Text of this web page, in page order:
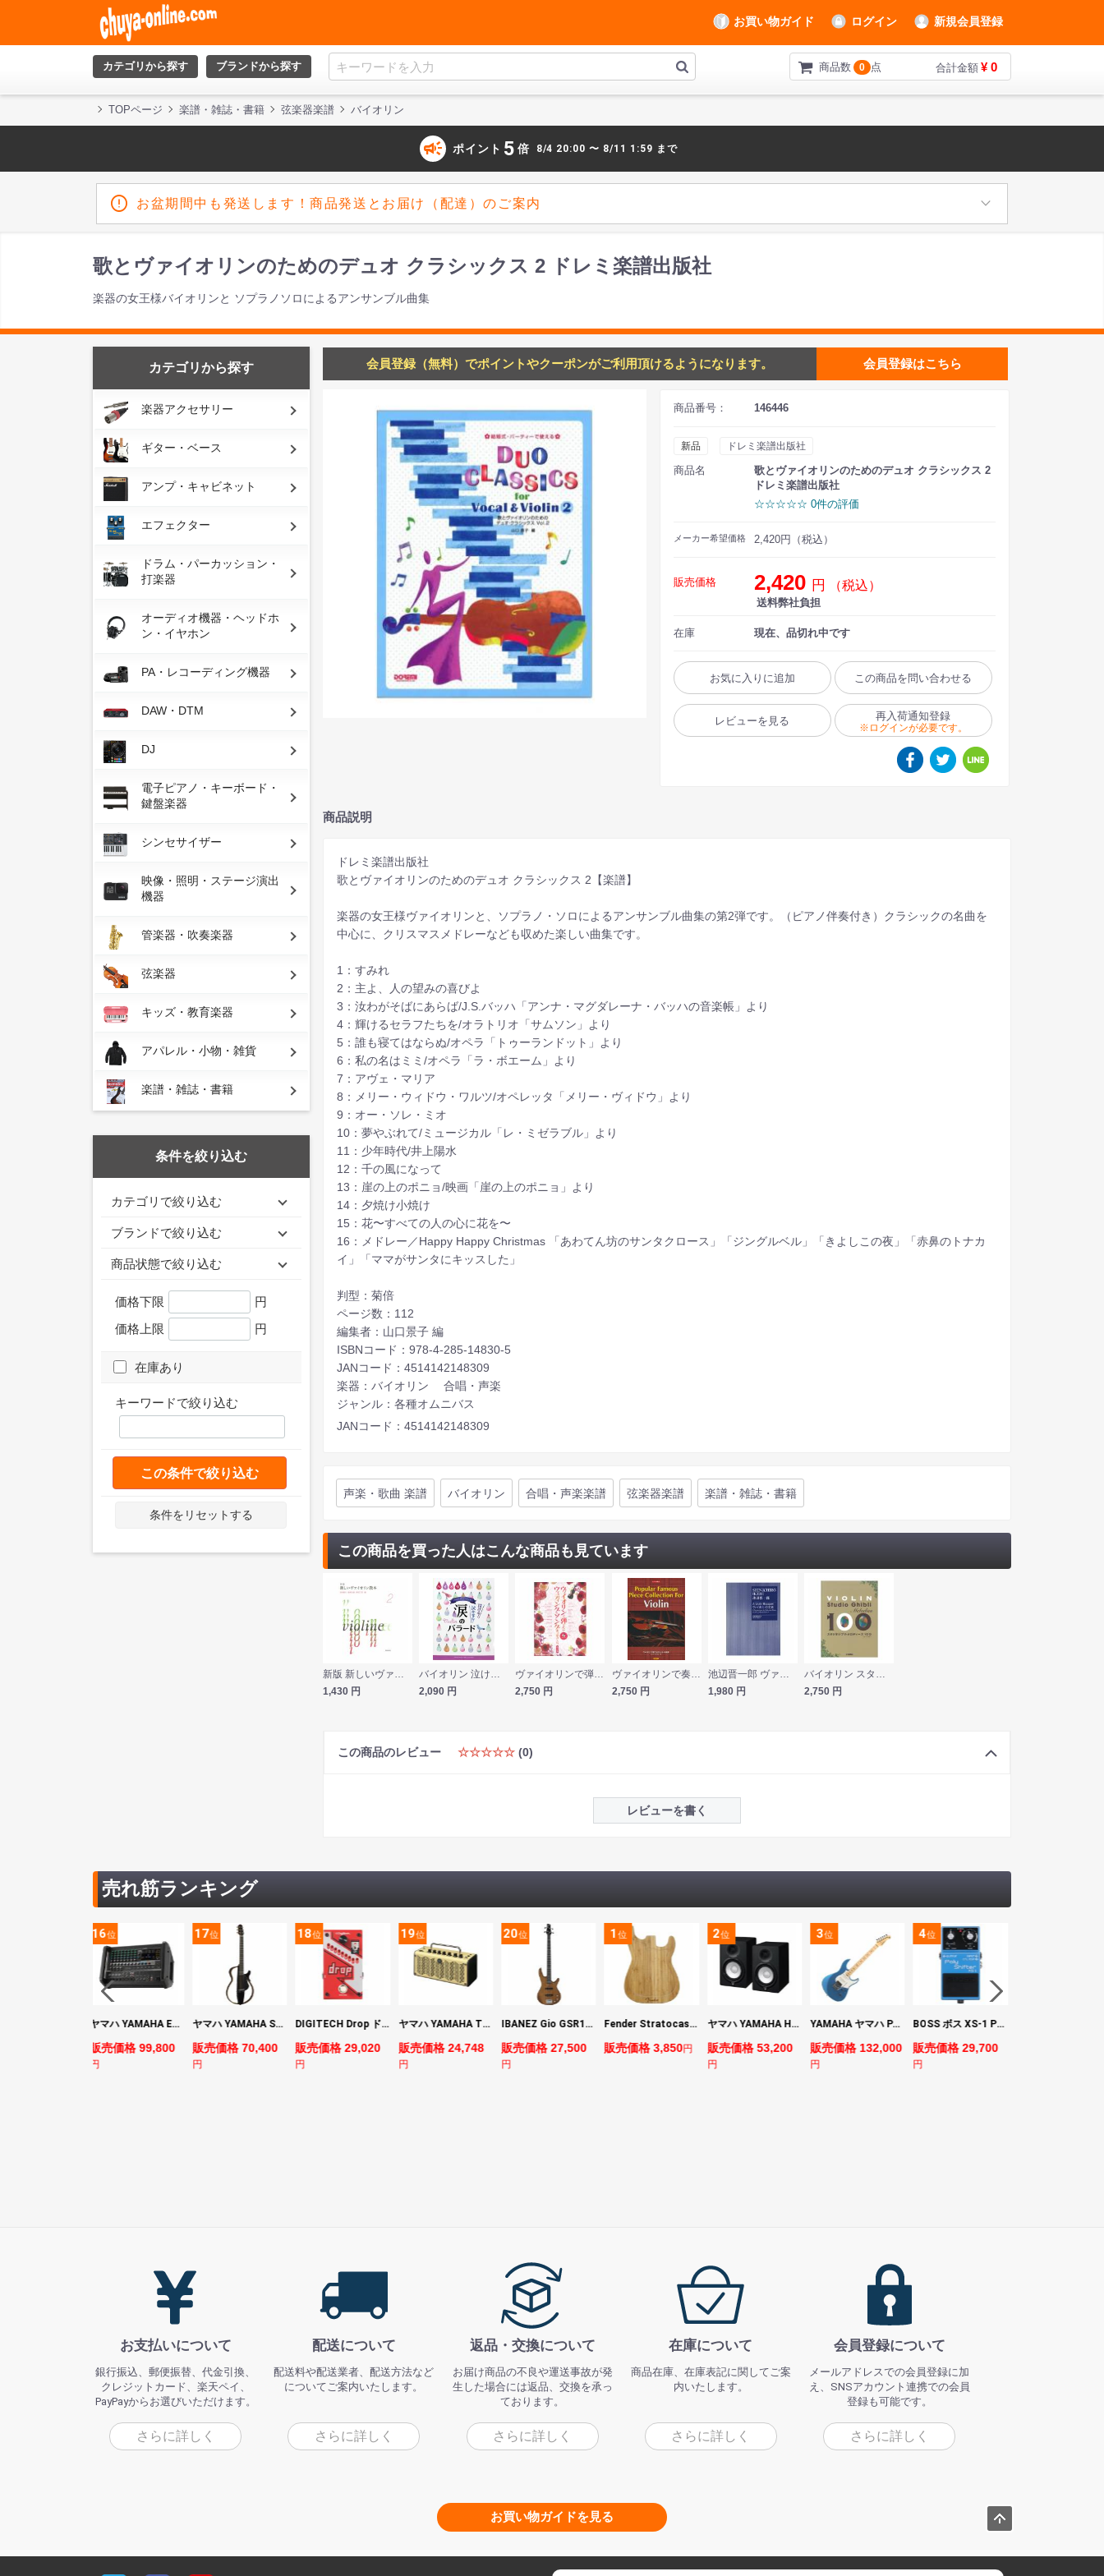
お買い物ガイド ログイン 新規会員登録
カテゴリから探す ブランドから探す 商品数 0 点 合計金額 ¥ 0
TOPページ 楽譜・雑誌・書籍 弦楽器楽譜 バイオリン
campaign ポイント 5 倍 8/4 20:00 〜 8/11 1:59 まで
お盆期間中も発送します！商品発送とお届け（配達）のご案内
歌とヴァイオリンのためのデュオ クラシックス 2 ドレミ楽譜出版社
楽器の女王様バイオリンと ソプラノソロによるアンサンブル曲集
カテゴリから探す
楽器アクセサリー
ギター・ベース
アンプ・キャビネット
エフェクター
ドラム・パーカッション・
打楽器
オーディオ機器・ヘッドホ
ン・イヤホン
PA・レコーディング機器
DAW・DTM
DJ
電子ピアノ・キーボード・
鍵盤楽器
シンセサイザー
映像・照明・ステージ演出
機器
管楽器・吹奏楽器
弦楽器
キッズ・教育楽器
アパレル・小物・雑貨
楽譜・雑誌・書籍
条件を絞り込む
カテゴリで絞り込む
ブランドで絞り込む
商品状態で絞り込む
価格下限
円
価格上限
円
在庫あり
キーワードで絞り込む
この条件で絞り込む
条件をリセットする
会員登録（無料）でポイントやクーポンがご利用頂けるようになります。 会員登録はこちら
商品番号： 146446
新品 ドレミ楽譜出版社
商品名
歌とヴァイオリンのためのデュオ クラシックス 2
ドレミ楽譜出版社
☆☆☆☆☆ 0件の評価
メーカー希望価格 2,420円（税込）
販売価格 2,420 円 （税込）
送料弊社負担
在庫 現在、品切れ中です
お気に入りに追加 この商品を問い合わせる
レビューを見る 再入荷通知登録
※ログインが必要です。
商品説明
ドレミ楽譜出版社
歌とヴァイオリンのためのデュオ クラシックス 2【楽譜】
楽器の女王様ヴァイオリンと、ソプラノ・ソロによるアンサンブル曲集の第2弾です。（ピアノ伴奏付き）クラシックの名曲を
中心に、クリスマスメドレーなども収めた楽しい曲集です。
1：すみれ
2：主よ、人の望みの喜びよ
3：汝わがそばにあらば/J.S.バッハ「アンナ・マグダレーナ・バッハの音楽帳」より
4：輝けるセラフたちを/オラトリオ「サムソン」より
5：誰も寝てはならぬ/オペラ「トゥーランドット」より
6：私の名はミミ/オペラ「ラ・ボエーム」より
7：アヴェ・マリア
8：メリー・ウィドウ・ワルツ/オペレッタ「メリー・ヴィドウ」より
9：オー・ソレ・ミオ
10：夢やぶれて/ミュージカル「レ・ミゼラブル」より
11：少年時代/井上陽水
12：千の風になって
13：崖の上のポニョ/映画「崖の上のポニョ」より
14：夕焼け小焼け
15：花〜すべての人の心に花を〜
16：メドレー／Happy Happy Christmas 「あわてん坊のサンタクロース」「ジングルベル」「きよしこの夜」「赤鼻のトナカ
イ」「ママがサンタにキッスした」
判型：菊倍
ページ数：112
編集者：山口景子 編
ISBNコード：978-4-285-14830-5
JANコード：4514142148309
楽器：バイオリン 合唱・声楽
ジャンル：各種オムニバス
JANコード：4514142148309
声楽・歌曲 楽譜 バイオリン 合唱・声楽楽譜 弦楽器楽譜 楽譜・雑誌・書籍
この商品を買った人はこんな商品も見ています
新版 新しいヴァイオリン教本 2 音楽之友社
1,430 円
バイオリン 泣ける！泣かせる！涙のバラード ピアノ伴奏譜付 ヤマハミュージックメディア
2,090 円
ヴァイオリンで弾きたい ウェディングソングあつめました。改訂版 カラオケCD付 シンコーミュージック
2,750 円
ヴァイオリンで奏でるポピュラー名曲集 ピアノ伴奏付 ドレミ楽譜出版社
2,750 円
池辺晋一郎 ヴァイオリンの花束 3つのコンチェルティーノ 全音楽譜出版社
1,980 円
バイオリン スタジオジブリ メロディーズ100 ヤマハミュージックメディア
2,750 円
この商品のレビュー ☆☆☆☆☆ (0)
レビューを書く
売れ筋ランキング
16位
ヤマハ YAMAHA EMX7 12ch パワードミキサー
販売価格 99,800
円
17位
ヤマハ YAMAHA SLG200S TBL サイレントギター
販売価格 70,400
円
18位
DIGITECH Drop ドロップ・リチューニング・エフェクト
販売価格 29,020
円
19位
ヤマハ YAMAHA THR5 コンパクトギターアンプ 小型アンプ
販売価格 24,748
円
20位
IBANEZ Gio GSR180-LBF エレキベース
販売価格 27,500
円
1位
Fender Stratocaster Cutting Board カッティングボード（まな板）
販売価格 3,850円
2位
ヤマハ YAMAHA HS7 パワードスタジオモニタースピーカー×2本
販売価格 53,200
円
3位
YAMAHA ヤマハ PACS+12M SB Pacifica Standard Plus パシフィカスタンダードプラス エレキギター
販売価格 132,000
円
4位
BOSS ボス XS-1 Poly Shifter ギターエフェクター ピッチシフター
販売価格 29,700
円
お支払いについて
銀行振込、郵便振替、代金引換、
クレジットカード、楽天ペイ、
PayPayからお選びいただけます。
さらに詳しく
配送について
配送料や配送業者、配送方法など
についてご案内いたします。
さらに詳しく
返品・交換について
お届け商品の不良や運送事故が発
生した場合には返品、交換を承っ
ております。
さらに詳しく
在庫について
商品在庫、在庫表記に関してご案
内いたします。
さらに詳しく
会員登録について
メールアドレスでの会員登録に加
え、SNSアカウント連携での会員
登録も可能です。
さらに詳しく
お買い物ガイドを見る